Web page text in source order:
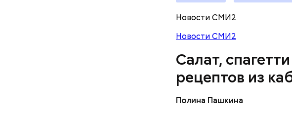
Новости СМИ2
Новости СМИ2
Салат,
рецептов из
Полина Пашкина
Ингредиенты: